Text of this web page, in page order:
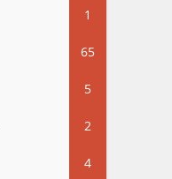
1
65
5
2
4